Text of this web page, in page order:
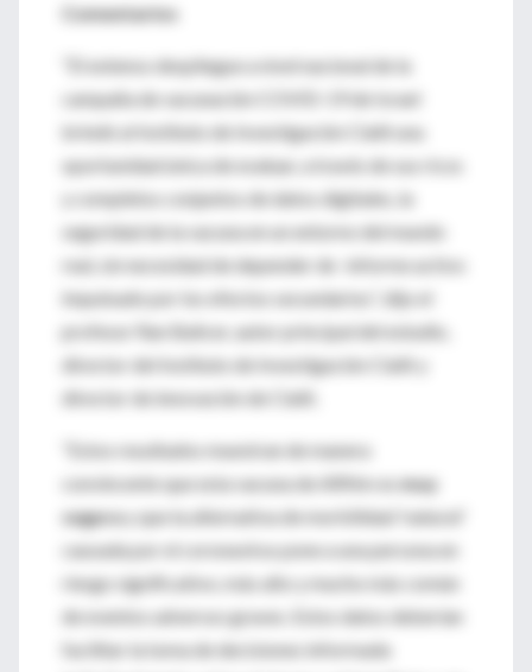
Comentarios
“El extenso despliegue a nivel nacional de la
campaña de vacunación COVID-19 de Israel
brindó al Instituto de Investigación Clalit una
oportunidad única de evaluar, a través de sus ricos
y completos conjuntos de datos digitales, la
seguridad de la vacuna en un entorno del mundo
real, sin necesidad de depender de -informe activo
impulsado por los efectos secundarios”, dijo el
profesor Ran Balicer, autor principal del estudio,
director del Instituto de Investigación Clalit y
director de innovación de Clalit.
“Estos resultados muestran de manera
convincente que esta vacuna de ARNm esmuy
seguray que la alternativa de morbilidad 'natural'
causada por el coronavirus pone a una persona en
riesgo significativo, más alto y mucho más común
de eventos adversos graves. Estos datos deberían
facilitar la toma de decisiones informada